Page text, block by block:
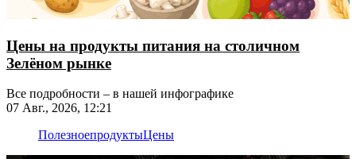
Цены на продукты питания на столичном
Зелёном рынке
Все подробности – в нашей инфографике
07 Авг., 2026, 12:21
ПолезноепродуктыЦены